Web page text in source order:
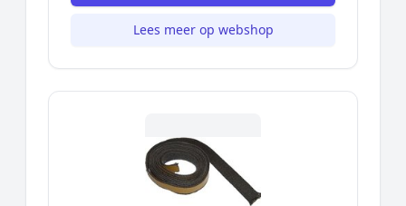
Lees meer op webshop